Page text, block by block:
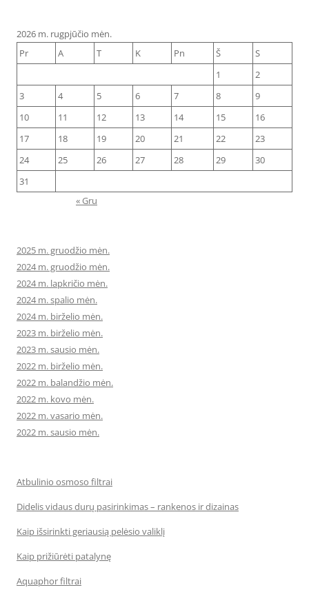
2026 m. rugpjūčio mėn.
Pr
A T K Pn Š
S
1
2
3
4 5 6 7 8
9
10
11 12 13 14 15
16
17
18 19 20 21 22
23
24
25 26 27 28 29
30
31
« Gru
2025 m. gruodžio mėn.
2024 m. gruodžio mėn.
2024 m. lapkričio mėn.
2024 m. spalio mėn.
2024 m. birželio mėn.
2023 m. birželio mėn.
2023 m. sausio mėn.
2022 m. birželio mėn.
2022 m. balandžio mėn.
2022 m. kovo mėn.
2022 m. vasario mėn.
2022 m. sausio mėn.
Atbulinio osmoso filtrai
Didelis vidaus durų pasirinkimas – rankenos ir dizainas
Kaip išsirinkti geriausią pelėsio valiklį
Kaip prižiūrėti patalynę
Aquaphor filtrai